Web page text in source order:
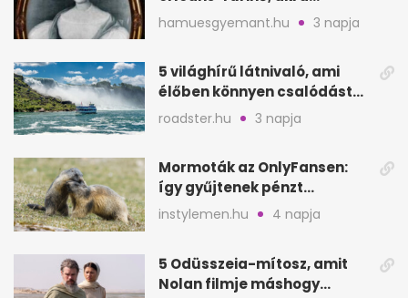
padláson kínzott
hamuesgyemant.hu 3 napja
5 világhírű látnivaló, ami
élőben könnyen csalódást
okozhat
roadster.hu 3 napja
Mormoták az OnlyFansen:
így gyűjtenek pénzt
amerikai kutatók
instylemen.hu 4 napja
5 Odüsszeia-mítosz, amit
Nolan filmje máshogy